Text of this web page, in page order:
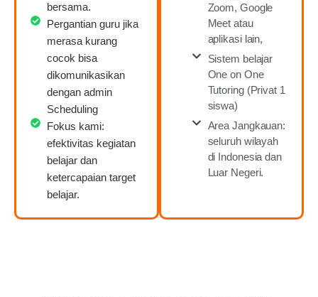
bersama.
Pergantian guru jika
merasa kurang
cocok bisa
dikomunikasikan
dengan admin
Scheduling
Fokus kami:
efektivitas kegiatan
belajar dan
ketercapaian target
belajar.
Zoom, Google
Meet atau
aplikasi lain,
Sistem belajar
One on One
Tutoring (Privat 1
siswa)
Area Jangkauan:
seluruh wilayah
di Indonesia dan
Luar Negeri.